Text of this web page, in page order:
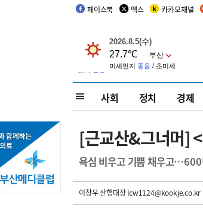
페이스북 엑스 카카오채널
사회 정치 경제
[근교산&그너머]
욕심 비우고 기쁨 채우고…600
이창우 산행대장 lcw1124@kookje.co.kr